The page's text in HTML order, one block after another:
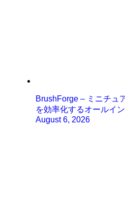
BrushForge – ミニチュ
を効率化するオールイ
August 6, 2026